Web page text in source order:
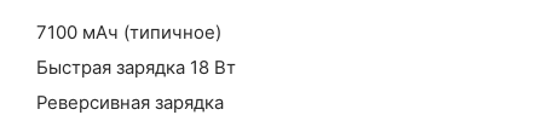
7100 мАч (типичное)
Быстрая зарядка 18 Вт
Реверсивная зарядка